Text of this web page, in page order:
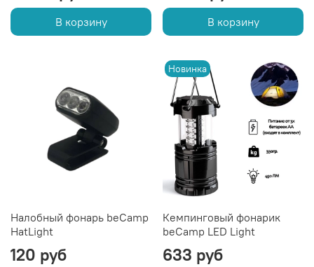
В корзину В корзину
Налобный фонарь beCamp
HatLight
120 руб
Новинка
Кемпинговый фонарик
beCamp LED Light
633 руб